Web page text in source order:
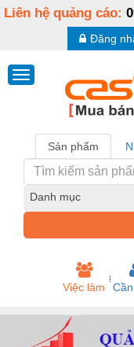
Liên hệ quảng cáo:
Đăng
Sản phẩm
Danh mục
Việc làm